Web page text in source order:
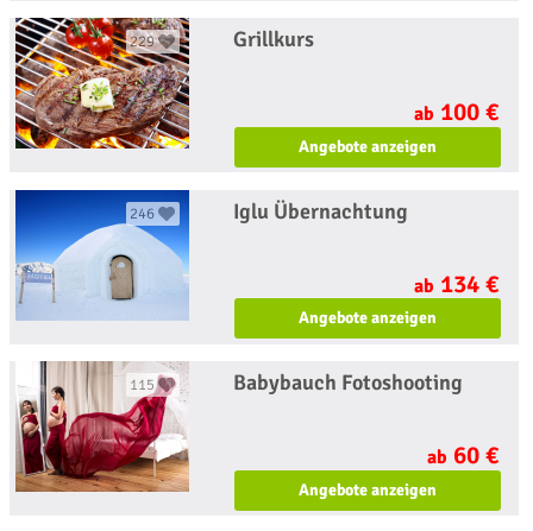
229 Grillkurs
ab 100 €
Angebote anzeigen
246 Iglu Übernachtung
ab 134 €
Angebote anzeigen
115 Babybauch Fotoshooting
ab 60 €
Angebote anzeigen